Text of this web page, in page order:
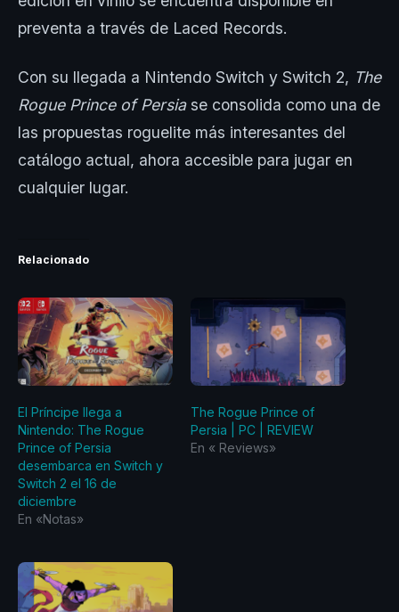
preventa a través de Laced Records.
Con su llegada a Nintendo Switch y Switch 2, The
Rogue Prince of Persiase consolida como una de
las propuestas roguelite más interesantes del
catálogo actual, ahora accesible para jugar en
cualquier lugar.
Relacionado
El Príncipe llega a
Nintendo: The Rogue
Prince of Persia
desembarca en Switch y
Switch 2 el 16 de
diciembre
En «Notas»
The Rogue Prince of
Persia | PC | REVIEW
En «‎ Reviews‎»